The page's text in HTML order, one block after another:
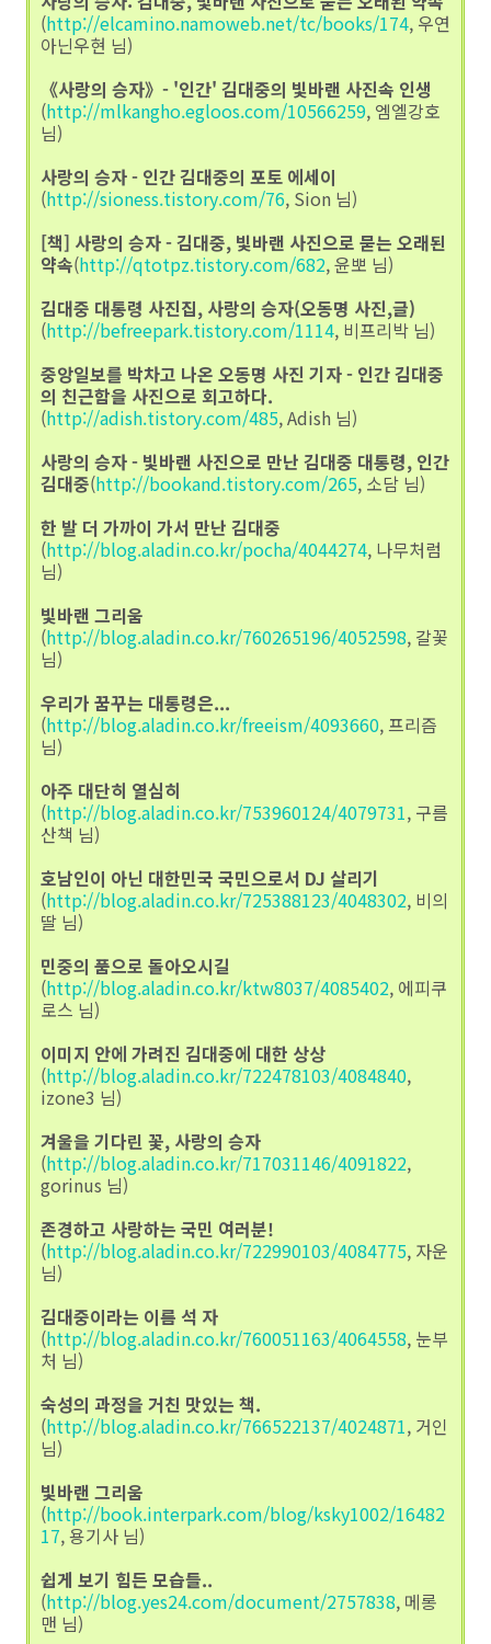
(http://elcamino.namoweb.net/tc/books/174, 우연
아닌우현 님)
《사랑의 승자》- '인간' 김대중의 빛바랜 사진속 인생
(http://mlkangho.egloos.com/10566259, 엠엘강호
님)
사랑의 승자 - 인간 김대중의 포토 에세이
(http://sioness.tistory.com/76, Sion 님)
[책] 사랑의 승자 - 김대중, 빛바랜 사진으로 묻는 오래된
약속(http://qtotpz.tistory.com/682, 윤뽀 님)
김대중 대통령 사진집, 사랑의 승자(오동명 사진,글)
(http://befreepark.tistory.com/1114, 비프리박 님)
중앙일보를 박차고 나온 오동명 사진 기자 - 인간 김대중
의 친근함을 사진으로 회고하다.
(http://adish.tistory.com/485, Adish 님)
사랑의 승자 - 빛바랜 사진으로 만난 김대중 대통령, 인간
김대중(http://bookand.tistory.com/265, 소담 님)
한 발 더 가까이 가서 만난 김대중
(http://blog.aladin.co.kr/pocha/4044274, 나무처럼
님)
빛바랜 그리움
(http://blog.aladin.co.kr/760265196/4052598, 갈꽃
님)
우리가 꿈꾸는 대통령은...
(http://blog.aladin.co.kr/freeism/4093660, 프리즘
님)
아주 대단히 열심히
(http://blog.aladin.co.kr/753960124/4079731, 구름
산책 님)
호남인이 아닌 대한민국 국민으로서 DJ 살리기
(http://blog.aladin.co.kr/725388123/4048302, 비의
딸 님)
민중의 품으로 돌아오시길
(http://blog.aladin.co.kr/ktw8037/4085402, 에피쿠
로스 님)
이미지 안에 가려진 김대중에 대한 상상
(http://blog.aladin.co.kr/722478103/4084840,
izone3 님)
겨울을 기다린 꽃, 사랑의 승자
(http://blog.aladin.co.kr/717031146/4091822,
gorinus 님)
존경하고 사랑하는 국민 여러분!
(http://blog.aladin.co.kr/722990103/4084775, 자운
님)
김대중이라는 이름 석 자
(http://blog.aladin.co.kr/760051163/4064558, 눈부
처 님)
숙성의 과정을 거친 맛있는 책.
(http://blog.aladin.co.kr/766522137/4024871, 거인
님)
빛바랜 그리움
(http://book.interpark.com/blog/ksky1002/16482
17, 용기사 님)
쉽게 보기 힘든 모습들..
(http://blog.yes24.com/document/2757838, 메롱
맨 님)